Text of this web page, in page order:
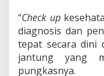
“Check up
diagnosis dan
tepat secara dini
jantung yang
pungkasnya.